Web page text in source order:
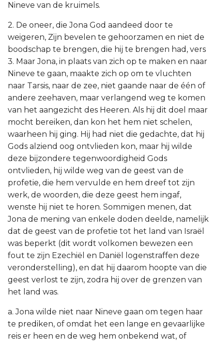
Nineve van de kruimels.
2. De oneer, die Jona God aandeed door te
weigeren, Zijn bevelen te gehoorzamen en niet de
boodschap te brengen, die hij te brengen had, vers
3. Maar Jona, in plaats van zich op te maken en naar
Nineve te gaan, maakte zich op om te vluchten
naar Tarsis, naar de zee, niet gaande naar de één of
andere zeehaven, maar verlangend weg te komen
van het aangezicht des Heeren. Als hij dit doel maar
mocht bereiken, dan kon het hem niet schelen,
waarheen hij ging. Hij had niet die gedachte, dat hij
Gods alziend oog ontvlieden kon, maar hij wilde
deze bijzondere tegenwoordigheid Gods
ontvlieden, hij wilde weg van de geest van de
profetie, die hem vervulde en hem dreef tot zijn
werk, de woorden, die deze geest hem ingaf,
wenste hij niet te horen. Sommigen menen, dat
Jona de mening van enkele doden deelde, namelijk
dat de geest van de profetie tot het land van Israël
was beperkt (dit wordt volkomen bewezen een
fout te zijn Ezechiël en Daniël logenstraffen deze
veronderstelling), en dat hij daarom hoopte van die
geest verlost te zijn, zodra hij over de grenzen van
het land was.
a. Jona wilde niet naar Nineve gaan om tegen haar
te prediken, of omdat het een lange en gevaarlijke
reis er heen en de weg hem onbekend wat, of